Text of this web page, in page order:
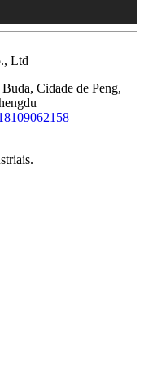
Ltd
Cidade de Peng,